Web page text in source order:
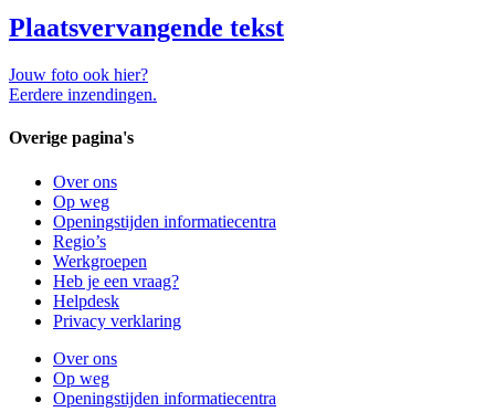
Plaatsvervangende tekst
Jouw foto ook hier?
Eerdere inzendingen.
Overige pagina's
Over ons
Op weg
Openingstijden informatiecentra
Regio’s
Werkgroepen
Heb je een vraag?
Helpdesk
Privacy verklaring
Over ons
Op weg
Openingstijden informatiecentra